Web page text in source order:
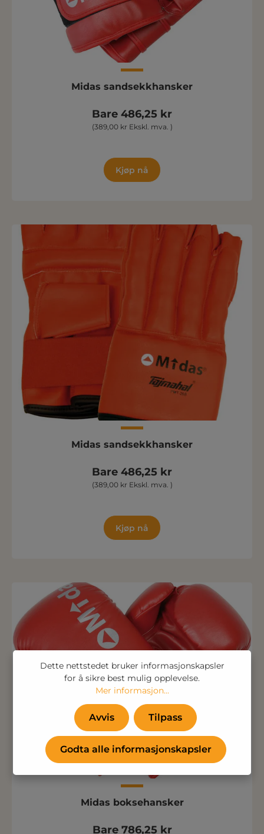
Midas sandsekkhansker
Bare 486,25 kr
(389,00 kr Ekskl. mva. )
Kjøp nå
Midas sandsekkhansker
Bare 486,25 kr
(389,00 kr Ekskl. mva. )
Kjøp nå
Midas boksehansker
Bare 786,25 kr
Dette nettstedet bruker informasjonskapsler
for å sikre best mulig opplevelse.
Mer informasjon...
Avvis Tilpass
Godta alle informasjonskapsler